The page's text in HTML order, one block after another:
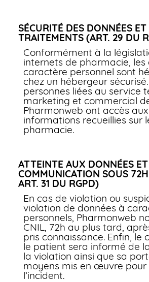
SÉCURITÉ DES DONNÉES ET
TRAITEMENTS (ART. 29 DU
Conformément à la
internets de pharmacie, les
caractère personnel sont
chez un hébergeur
personnes liées au service
marketing et commercial
Pharmonweb ont accès aux
informations recueillies sur
pharmacie.
ATTEINTE AUX DONNÉES ET
COMMUNICATION SOUS
ART. 31 DU RGPD)
En cas de violation ou
violation de données à
personnels, Pharmonweb
CNIL, 72h au plus tard,
pris connaissance. Enfin, le
le patient sera informé de
la violation ainsi que sa
moyens mis en œuvre pour
l’incident.